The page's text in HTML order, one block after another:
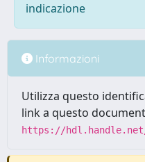
indicazione
Informazioni
Utilizza questo
link a questo
https://hdl.handle.net/